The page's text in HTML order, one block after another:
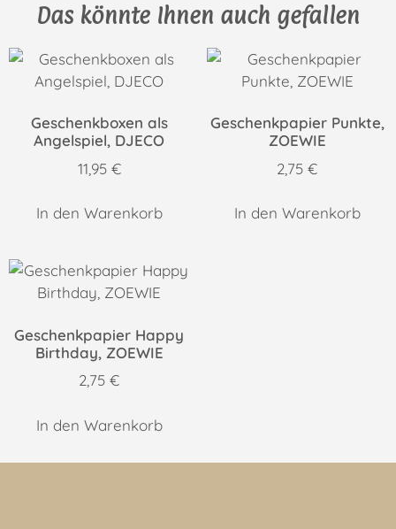
Das könnte Ihnen auch gefallen
Geschenkboxen als
Angelspiel, DJECO
11,95 €
In den Warenkorb
Geschenkpapier Punkte,
ZOEWIE
2,75 €
In den Warenkorb
Geschenkpapier Happy
Birthday, ZOEWIE
2,75 €
In den Warenkorb